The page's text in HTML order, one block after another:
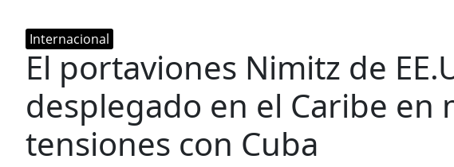
Internacional
El portaviones Nimitz de
desplegado en el Caribe en
tensiones con Cuba